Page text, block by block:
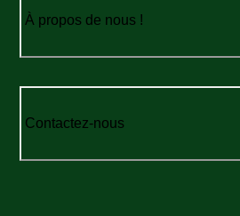
À propos de nous !
Contactez-nous